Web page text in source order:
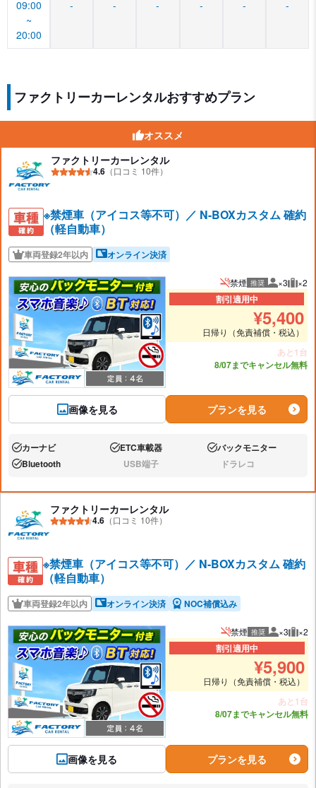
09:00
~
20:00
- - - - - -
ファクトリーカーレンタルおすすめプラン
オススメ
ファクトリーカーレンタル
4.6 （口コミ 10件）
※禁煙車（アイコス等不可）／ N-BOXカスタム 確約
（軽自動車）
車両登録2年以内 オンライン決済
画像を見る
禁煙 推奨 推奨人数
×3 推奨
×2
割引適用中
¥5,400
日帰り（免責補償・税込）
あと1台
8/07までキャンセル無料
プランを見る
あり:カーナビ あり:ETC車載器 あり:バックモニター
あり:Bluetooth なし:USB端子 なし:ドラレコ
ファクトリーカーレンタル
4.6 （口コミ 10件）
※禁煙車（アイコス等不可）／ N-BOXカスタム 確約
（軽自動車）
車両登録2年以内 オンライン決済 NOC補償込み
画像を見る
禁煙 推奨 推奨人数
×3 推
×2
割引適用中
¥5,900
日帰り（免責補償・税込）
あと1台
8/07までキャンセル無料
プランを見る